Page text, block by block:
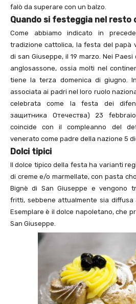
falò da superare con un balzo.
Quando si festeggia nel resto
Come abbiamo indicato in
tradizione cattolica, la festa del papà
di san Giuseppe, il 19 marzo. Nei
anglosassone, ossia molti nel
tiene la terza domenica di giugno.
associata ai padri nel loro ruolo
celebrata come la festa dei
защитника Отечества) 23
coincide con il compleanno del
venerato come padre della nazione 5
Dolci tipici
Il dolce tipico della festa ha varianti
di creme e/o marmellate, con pasta
Bignè di San Giuseppe e vengono
fritti, sebbene attualmente sia
Esemplare è il dolce napoletano, che
San Giuseppe.